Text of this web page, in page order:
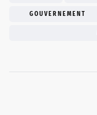
GOUVERNEMENT